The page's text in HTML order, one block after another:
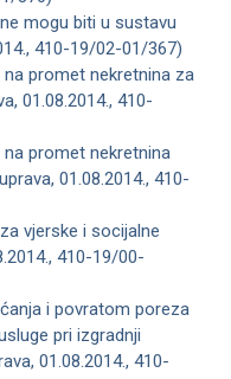
mogu biti u sustavu
410-19/02-01/367)
promet nekretnina za
01.08.2014., 410-
promet nekretnina
01.08.2014., 410-
vjerske i socijalne
410-19/00-
i povratom poreza
pri izgradnji
01.08.2014., 410-